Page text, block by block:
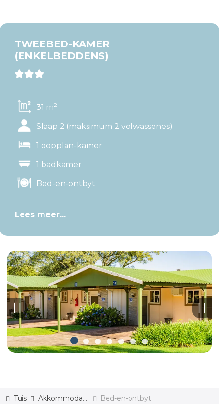
TWEEBED-KAMER
(ENKELBEDDENS)
31 m2
Slaap 2 (maksimum 2 volwassenes)
1 oopplan-kamer
1 badkamer
Bed-en-ontbyt
Lees meer...
Previous
Tuis Akkommodasie Bed-en-ontbyt